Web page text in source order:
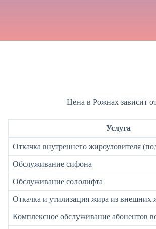
Цена в Рожнах зависит
Услуга
Откачка внутреннего жироуловителя
Обслуживание сифона
Обслуживание сололифта
Откачка и утилизация жира из внешних
Комплексное обслуживание абонентов